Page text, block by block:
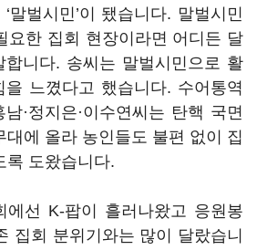
말벌시민’이 됐습니다. 말벌시민
요한 집회 현장이라면 어디든 달
합니다. 송씨는 말벌시민으로 활
느꼈다고 했습니다. 수어통역
·정지은·이수연씨는 탄핵 국면
대에 올라 농인들도 불편 없이 집
록 도왔습니다.
에선 K-팝이 흘러나왔고 응원봉
집회 분위기와는 많이 달랐습니